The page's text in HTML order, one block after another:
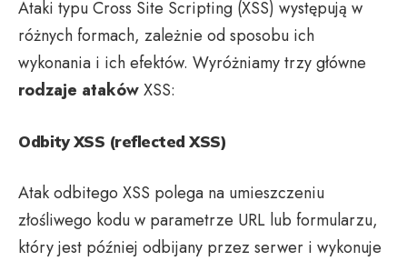
Ataki typu Cross Site Scripting (XSS) występują w
różnych formach, zależnie od sposobu ich
wykonania i ich efektów. Wyróżniamy trzy główne
rodzaje atakówXSS:
Odbity XSS (reflected XSS)
Atak odbitego XSS polega na umieszczeniu
złośliwego kodu w parametrze URL lub formularzu,
który jest później odbijany przez serwer i wykonuje